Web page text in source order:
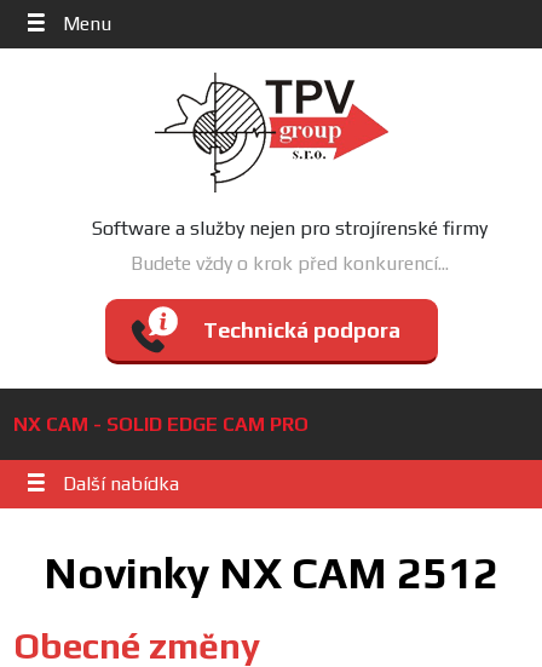
Menu
Software a služby nejen pro strojírenské firmy
Budete vždy o krok před konkurencí...
Technická podpora
NX CAM - SOLID EDGE CAM PRO
Další nabídka
Novinky NX CAM 2512
Obecné změny